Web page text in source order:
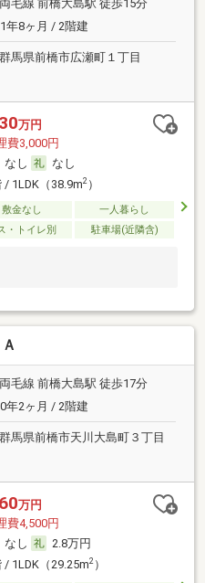
両毛線 前橋大島駅 徒歩15分
年8ヶ月 / 2階建
群馬県前橋市広瀬町１丁目
万円
費3,000円
なし
なし
/ 1LDK（38.9m2）
敷金なし
一人暮らし
・トイレ別 駐車場(近隣含)
両毛線 前橋大島駅 徒歩17分
年2ヶ月 / 2階建
群馬県前橋市天川大島町３丁目
万円
費4,500円
なし
2.8万円
/ 1LDK（29.25m2）